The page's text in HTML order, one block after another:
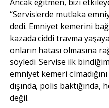
Ancak eğitmen, bizi
“Servislerde mutlaka
dedi. Emniyet kemerini
kazada ciddi travma
onların hatası olmasına
söyledi. Servise ilk
emniyet kemeri
dışında, polis baktığında,
değil.